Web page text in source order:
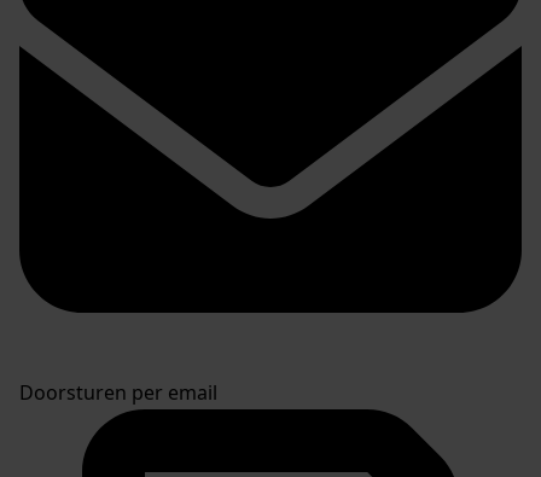
Doorsturen per email